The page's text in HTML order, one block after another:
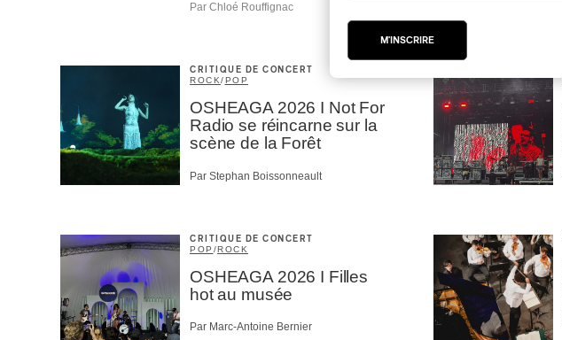
Par Chloé Rouffignac
CRITIQUE DE CONCERT
ROCK/ POP
OSHEAGA 2026 I Not For
Radio se réincarne sur la
scène de la Forêt
Par Stephan Boissonneault
CRITIQUE DE CONCERT
POP /ROCK
OSHEAGA 2026 I Filles
hot au musée
Par Marc-Antoine Bernier
M'INSCRIRE